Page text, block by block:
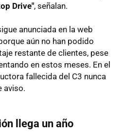
Drive", señalan.
anunciada en la web
aún no han podido
restante de clientes, pese
en estos meses. En el
fallecida del C3 nunca
aviso.
llega un año